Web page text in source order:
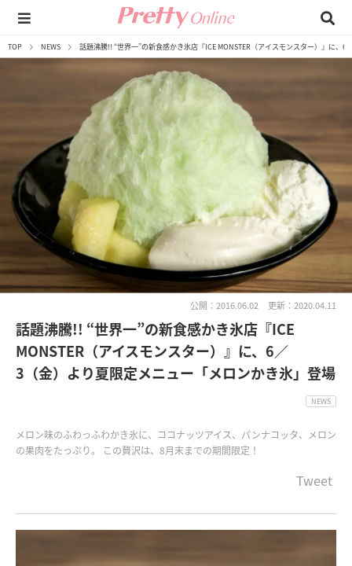
TOP NEWS 話題沸騰!! “世界一”の新食感かき氷店『ICE MONSTER（アイスモンスター）』に、
公開：2016.06.02 更新：2020.04.11
話題沸騰!! “世界一”の新食感かき氷店『ICE
MONSTER（アイスモンスター）』に、6／
3（金）より夏限定メニュー「メロンかき氷」登場
NEWS
メロン味のふわっふわかき氷に、ココナッツアイス、パンナコッタ、メロン
の果肉をたっぷり。 この贅沢は、8月末までの期間限定！
Tweet